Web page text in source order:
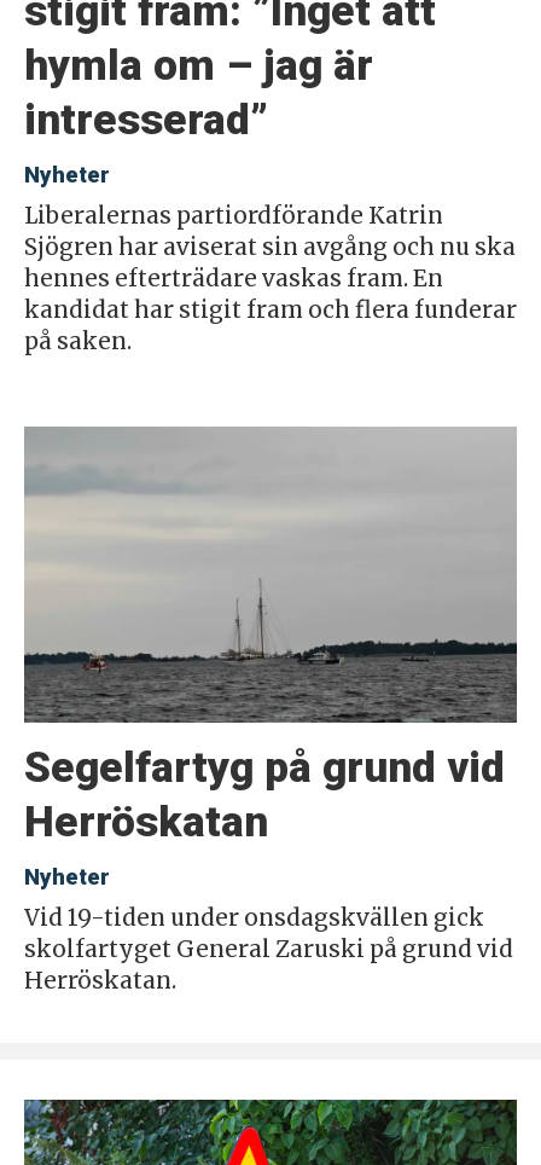
stigit fram: ”Inget att
hymla om – jag är
intresserad”
Nyheter
Liberalernas partiordförande Katrin
Sjögren har aviserat sin avgång och nu ska
hennes efterträdare vaskas fram. En
kandidat har stigit fram och flera funderar
på saken.
Segelfartyg på grund vid
Herröskatan
Nyheter
Vid 19-tiden under onsdagskvällen gick
skolfartyget General Zaruski på grund vid
Herröskatan.